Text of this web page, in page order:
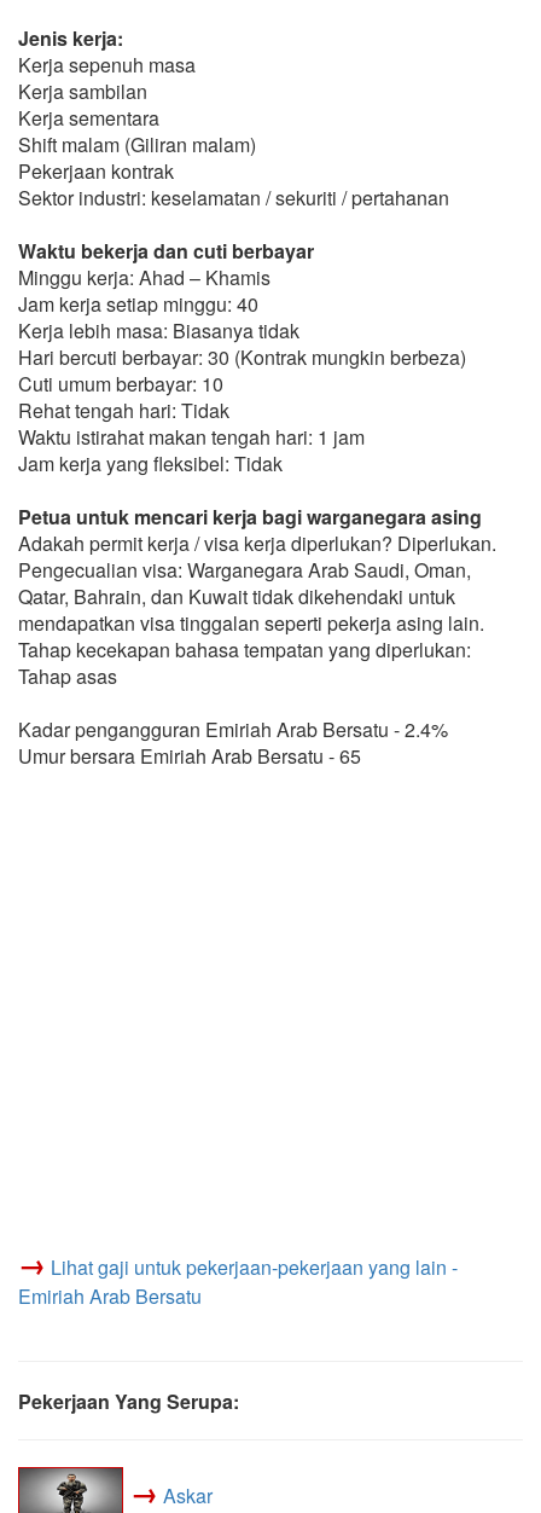
Jenis kerja:
Kerja sepenuh masa
Kerja sambilan
Kerja sementara
Shift malam (Giliran malam)
Pekerjaan kontrak
Sektor industri: keselamatan / sekuriti / pertahanan
Waktu bekerja dan cuti berbayar
Minggu kerja: Ahad – Khamis
Jam kerja setiap minggu: 40
Kerja lebih masa: Biasanya tidak
Hari bercuti berbayar: 30 (Kontrak mungkin berbeza)
Cuti umum berbayar: 10
Rehat tengah hari: Tidak
Waktu istirahat makan tengah hari: 1 jam
Jam kerja yang fleksibel: Tidak
Petua untuk mencari kerja bagi warganegara asing
Adakah permit kerja / visa kerja diperlukan? Diperlukan.
Pengecualian visa: Warganegara Arab Saudi, Oman,
Qatar, Bahrain, dan Kuwait tidak dikehendaki untuk
mendapatkan visa tinggalan seperti pekerja asing lain.
Tahap kecekapan bahasa tempatan yang diperlukan:
Tahap asas
Kadar pengangguran Emiriah Arab Bersatu - 2.4%
Umur bersara Emiriah Arab Bersatu - 65
→ Lihat gaji untuk pekerjaan-pekerjaan yang lain -
Emiriah Arab Bersatu
Pekerjaan Yang Serupa:
→ Askar